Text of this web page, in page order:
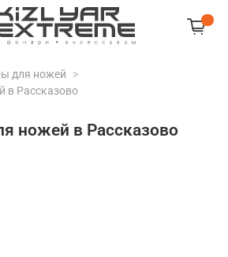
для ножей
в Рассказово
ножей в Рассказово